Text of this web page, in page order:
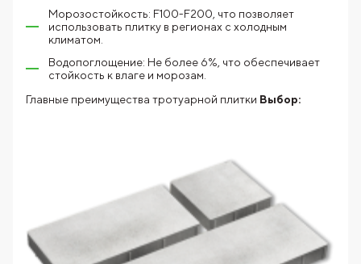
Морозостойкость: F100-F200, что позволяет
использовать плитку в регионах с холодным
климатом.
Водопоглощение: Не более 6%, что обеспечивает
стойкость к влаге и морозам.
Главные преимущества тротуарной плитки Выбор: